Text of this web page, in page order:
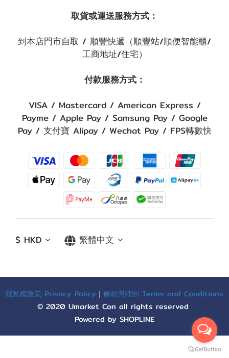
立即購買
取貨或運送服務方式：
到本店門市自取 / 順豐快遞（順豐站/順便智能櫃/
工商地址/住宅）
付款服務方式：
VISA / Mastercard / American Express /
Payme / Apple Pay / Samsung Pay / Google
Pay / 支付寶 Alipay / Wechat Pay / FPS轉數快
$ HKD 繁體中文
隱私權政策 Privacy Policy ｜ 條款與細則 Terms and Conditions
© 2020 Umarket Con all rights reserved
Powered by SHOPLINE